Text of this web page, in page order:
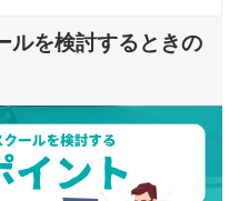
っていれば参加する
受講形式
ースの内容
ロー・サポート
ルを検討するときの